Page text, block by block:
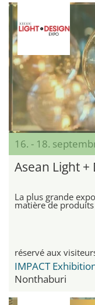
16. - 18.
Asean Light +
La plus grande
matière de produits
réservé aux
IMPACT
Nonthaburi